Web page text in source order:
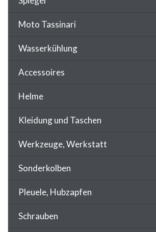
Moto Tassinari
Wasserkühlung
Accessoires
Helme
Kleidung und Taschen
Werkzeuge, Werkstatt
Sonderkolben
Pleuele, Hubzapfen
Schrauben